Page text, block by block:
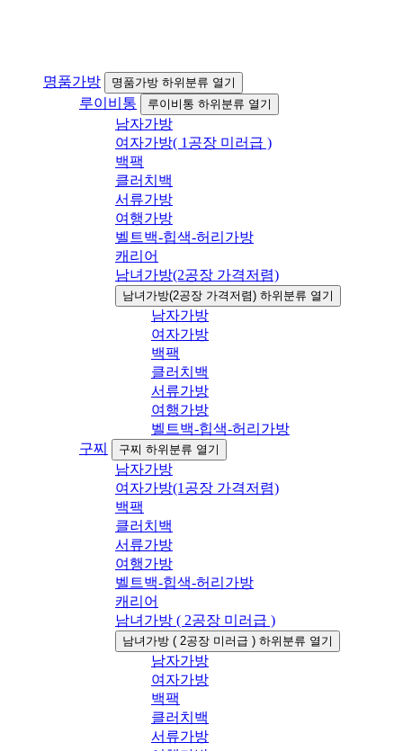
명품가방 명품가방 하위분류 열기
루이비통 루이비통 하위분류 열기
남자가방
여자가방( 1공장 미러급 )
백팩
클러치백
서류가방
여행가방
벨트백-힙색-허리가방
캐리어
남녀가방(2공장 가격저렴)
남녀가방(2공장 가격저렴) 하위분류 열기
남자가방
여자가방
백팩
클러치백
서류가방
여행가방
벨트백-힙색-허리가방
구찌
구찌 하위분류 열기
남자가방
여자가방(1공장 가격저렴)
백팩
클러치백
서류가방
여행가방
벨트백-힙색-허리가방
캐리어
남녀가방 ( 2공장 미러급 )
남녀가방 ( 2공장 미러급 ) 하위분류 열기
남자가방
여자가방
백팩
클러치백
서류가방